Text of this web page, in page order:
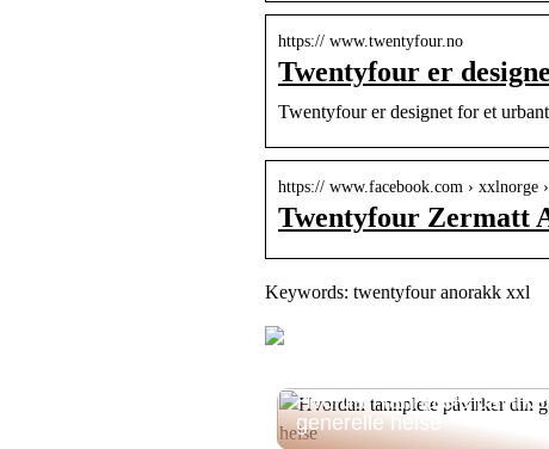
https:// www.twentyfour.no
Twentyfour er
Twentyfour er designet for et
https:// www.facebook.com › xxlnorge
Twentyfour Zermatt
Keywords: twentyfour anorakk xxl
Hvordan tannpleie
generelle helse